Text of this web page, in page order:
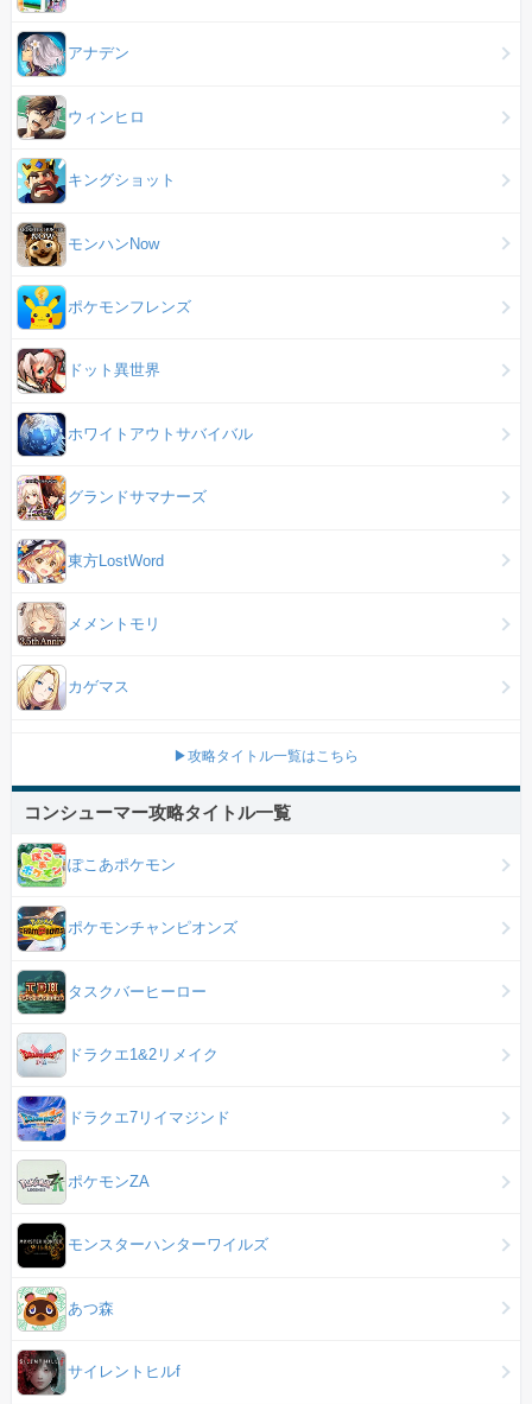
アナデン
ウィンヒロ
キングショット
モンハンNow
ポケモンフレンズ
ドット異世界
ホワイトアウトサバイバル
グランドサマナーズ
東方LostWord
メメントモリ
カゲマス
▶攻略タイトル一覧はこちら
コンシューマー攻略タイトル一覧
ぽこあポケモン
ポケモンチャンピオンズ
タスクバーヒーロー
ドラクエ1&2リメイク
ドラクエ7リイマジンド
ポケモンZA
モンスターハンターワイルズ
あつ森
サイレントヒルf